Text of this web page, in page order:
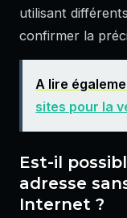
utilisant
confirmer la
A lire
sites pour la
Est-il
adresse
Internet ?